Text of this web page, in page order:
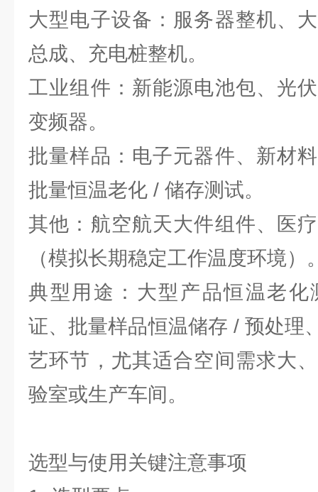
大型电子设备：服务器整机、
总成、充电桩整机。
工业组件：新能源电池包、光
变频器。
批量样品：电子元器件、新材
批量恒温老化 / 储存测试。
其他：航空航天大件组件、医
（模拟长期稳定工作温度环境）
典型用途：大型产品恒温老化
证、批量样品恒温储存 / 预处理
艺环节，尤其适合空间需求大
验室或生产车间。
选型与使用关键注意事项